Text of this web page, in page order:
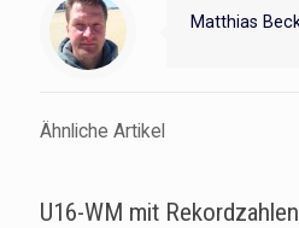
Matthias
Ähnliche Artikel
U16-WM mit